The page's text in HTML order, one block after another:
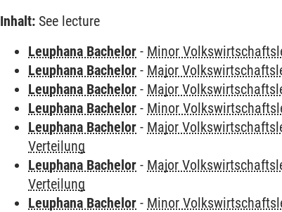
Inhalt: See lecture
Leuphana Bachelor - Minor
Leuphana Bachelor - Major
Leuphana Bachelor - Major
Leuphana Bachelor - Minor
Leuphana Bachelor - Major
Verteilung
Leuphana Bachelor - Major
Verteilung
Leuphana Bachelor - Minor